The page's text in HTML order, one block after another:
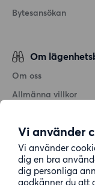
Vi använder
Vi använder
dig en bra
dig personliga
godkänner du att
Bytesansökan
Om
Om oss
Allmänna villkor
Cookiepolicy
Sitemap